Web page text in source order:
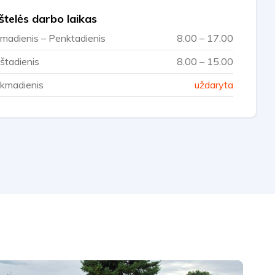
darbo laikas
– Penktadienis
8.00 – 17.00
8.00 – 15.00
uždaryta